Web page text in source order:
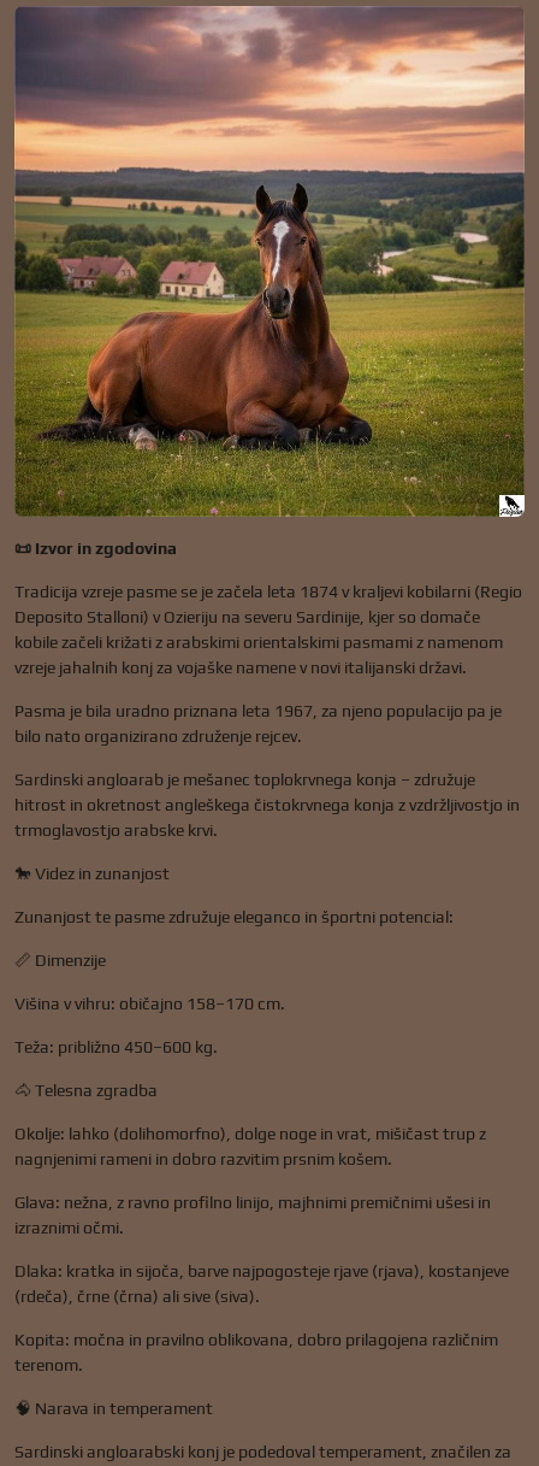
📜 Izvor in zgodovina
Tradicija vzreje pasme se je začela leta 1874 v kraljevi kobilarni (Regio
Deposito Stalloni) v Ozieriju na severu Sardinije, kjer so domače
kobile začeli križati z arabskimi orientalskimi pasmami z namenom
vzreje jahalnih konj za vojaške namene v novi italijanski državi.
Pasma je bila uradno priznana leta 1967, za njeno populacijo pa je
bilo nato organizirano združenje rejcev.
Sardinski angloarab je mešanec toplokrvnega konja – združuje
hitrost in okretnost angleškega čistokrvnega konja z vzdržljivostjo in
trmoglavostjo arabske krvi.
🐎 Videz in zunanjost
Zunanjost te pasme združuje eleganco in športni potencial:
📏 Dimenzije
Višina v vihru: običajno 158–170 cm.
Teža: približno 450–600 kg.
🐴 Telesna zgradba
Okolje: lahko (dolihomorfno), dolge noge in vrat, mišičast trup z
nagnjenimi rameni in dobro razvitim prsnim košem.
Glava: nežna, z ravno profilno linijo, majhnimi premičnimi ušesi in
izraznimi očmi.
Dlaka: kratka in sijoča, barve najpogosteje rjave (rjava), kostanjeve
(rdeča), črne (črna) ali sive (siva).
Kopita: močna in pravilno oblikovana, dobro prilagojena različnim
terenom.
🧠 Narava in temperament
Sardinski angloarabski konj je podedoval temperament, značilen za